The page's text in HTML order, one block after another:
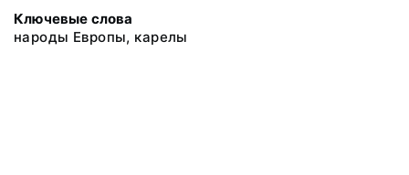
Ключевые слова
народы Европы, карелы